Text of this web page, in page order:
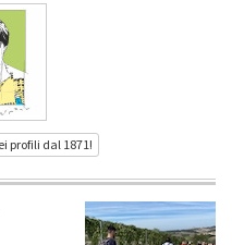
profili dal 1871!